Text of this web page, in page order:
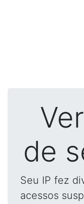
de
Seu IP fez
acessos